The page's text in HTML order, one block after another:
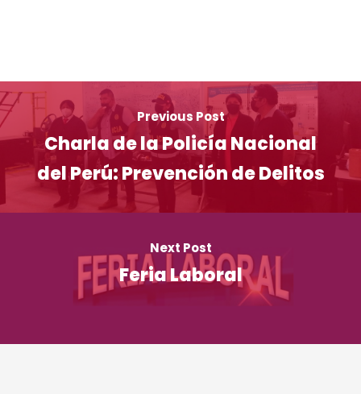
Previous Post
Charla de la Policía Nacional
del Perú: Prevención de Delitos
Next Post
Feria Laboral